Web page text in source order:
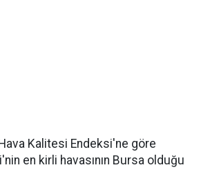
Kalitesi Endeksi'ne göre
en kirli havasının Bursa olduğu